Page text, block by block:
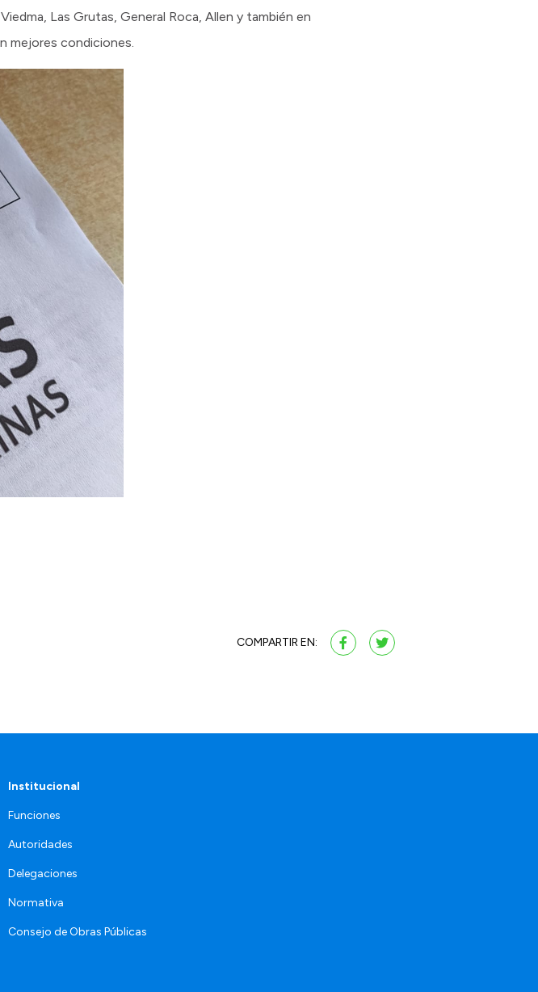
Las Grutas, General Roca, Allen y también en
mejores condiciones.
COMPARTIR EN:
Institucional
Funciones
Autoridades
Delegaciones
Normativa
Consejo de Obras Públicas